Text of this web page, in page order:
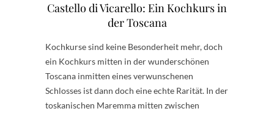
Castello di Vicarello: Ein Kochkurs in
der Toscana
Kochkurse sind keine Besonderheit mehr, doch
ein Kochkurs mitten in der wunderschönen
Toscana inmitten eines verwunschenen
Schlosses ist dann doch eine echte Rarität. In der
toskanischen Maremma mitten zwischen